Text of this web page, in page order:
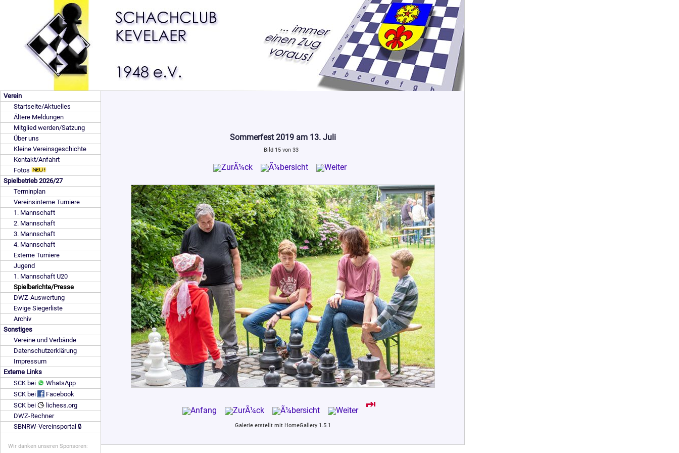
Verein
Startseite/Aktuelles
Ältere Meldungen
Mitglied werden/Satzung
Über uns
Kleine Vereinsgeschichte
Kontakt/Anfahrt
Fotos
Spielbetrieb 2026/27
Terminplan
Vereinsinterne Turniere
1. Mannschaft
2. Mannschaft
3. Mannschaft
4. Mannschaft
Externe Turniere
Jugend
1. Mannschaft U20
Spielberichte/Presse
DWZ-Auswertung
Ewige Siegerliste
Archiv
Sonstiges
Vereine und Verbände
Datenschutzerklärung
Impressum
Externe Links
SCK bei
WhatsApp
SCK bei
Facebook
SCK bei
lichess.org
DWZ-Rechner
SBNRW-Vereinsportal 🔒
Wir danken unseren Sponsoren:
Sommerfest 2019 am 13. Juli
Bild 15 von 33
Galerie erstellt mit HomeGallery 1.5.1